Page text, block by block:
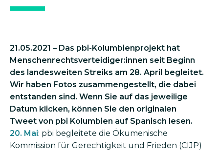
21.05.2021 – Das pbi-Kolumbienprojekt hat
Menschenrechtsverteidiger:innen seit Beginn
des landesweiten Streiks am 28. April begleitet.
Wir haben Fotos zusammengestellt, die dabei
entstanden sind. Wenn Sie auf das jeweilige
Datum klicken, können Sie den originalen
Tweet von pbi Kolumbien auf Spanisch lesen.
20. Mai: pbi begleitete die Ökumenische
Kommission für Gerechtigkeit und Frieden (CIJP)